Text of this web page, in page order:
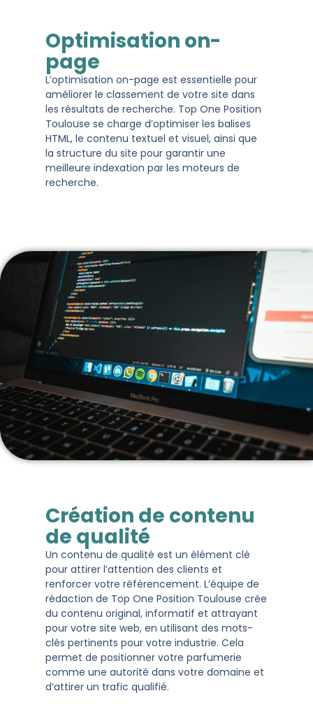
Optimisation on-
page
L’optimisation on-page est essentielle pour
améliorer le classement de votre site dans
les résultats de recherche. Top One Position
Toulouse se charge d’optimiser les balises
HTML, le contenu textuel et visuel, ainsi que
la structure du site pour garantir une
meilleure indexation par les moteurs de
recherche.
Création de contenu
de qualité
Un contenu de qualité est un élément clé
pour attirer l’attention des clients et
renforcer votre référencement. L’équipe de
rédaction de Top One Position Toulouse crée
du contenu original, informatif et attrayant
pour votre site web, en utilisant des mots-
clés pertinents pour votre industrie. Cela
permet de positionner votre parfumerie
comme une autorité dans votre domaine et
d’attirer un trafic qualifié.